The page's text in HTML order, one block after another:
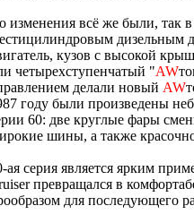
изменения всё же были, так
дизельным
кузов с высокой
четырехступенчатый "AW
делали новый AW
году были произведены
60: две круглые фары
шины, а также
ая серия является ярким
превращался в
для последующего